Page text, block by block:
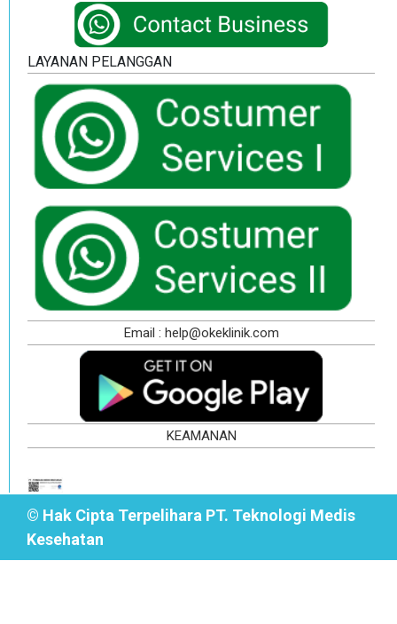
LAYANAN PELANGGAN
Email : help@okeklinik.com
KEAMANAN
© Hak Cipta Terpelihara PT. Teknologi Medis
Kesehatan